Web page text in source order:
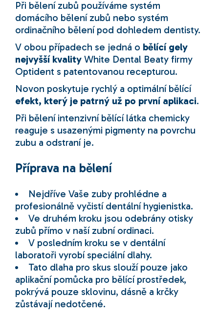
Při bělení zubů používáme systém
domácího bělení zubů nebo systém
ordinačního bělení pod dohledem dentisty.
V obou případech se jedná o bělící gely
nejvyšší kvality White Dental Beaty firmy
Optident s patentovanou recepturou.
Novon poskytuje rychlý a optimální bělící
efekt, který je patrný už po první aplikaci.
Při bělení intenzivní bělící látka chemicky
reaguje s usazenými pigmenty na povrchu
zubu a odstraní je.
Příprava na bělení
Nejdříve Vaše zuby prohlédne a
profesionálně vyčistí dentální hygienistka.
Ve druhém kroku jsou odebrány otisky
zubů přímo v naší zubní ordinaci.
V posledním kroku se v dentální
laboratoři vyrobí speciální dlahy.
Tato dlaha pro skus slouží pouze jako
aplikační pomůcka pro bělící prostředek,
pokrývá pouze sklovinu, dásně a krčky
zůstávají nedotčené.